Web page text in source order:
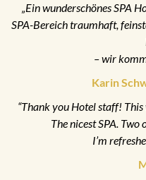
„Ein wunderschönes SPA
SPA-Bereich traumhaft,
– wir
Karin
“Thank you Hotel staff!
The nicest SPA. Two
I’m